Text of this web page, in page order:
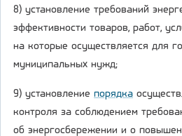
8) установление требований
эффективности товаров, работ,
на которые осуществляется для
муниципальных нужд;
9) установление порядка
контроля за соблюдением
об энергосбережении и о